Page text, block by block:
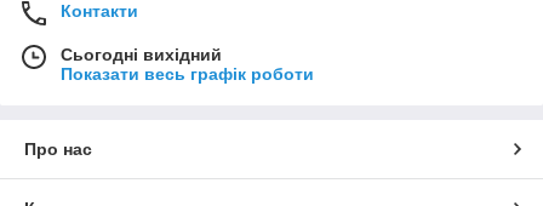
Контакти
Сьогодні вихідний
Показати весь графік роботи
Про нас